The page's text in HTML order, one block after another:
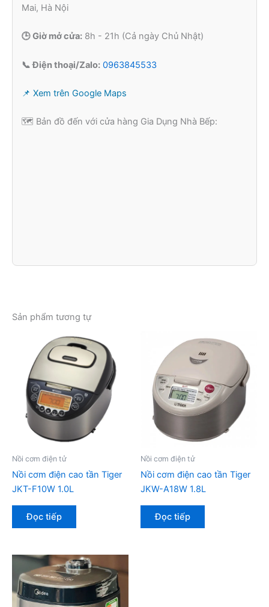
Mai, Hà Nội
🕒 Giờ mở cửa: 8h - 21h (Cả ngày Chủ Nhật)
📞 Điện thoại/Zalo: 0963845533
📌 Xem trên Google Maps
🗺️ Bản đồ đến với cửa hàng Gia Dụng Nhà Bếp:
Sản phẩm tương tự
Nồi cơm điện tử
Nồi cơm điện cao tần Tiger
JKT-F10W 1.0L
Đọc tiếp
Nồi cơm điện tử
Nồi cơm điện cao tần Tiger
JKW-A18W 1.8L
Đọc tiếp